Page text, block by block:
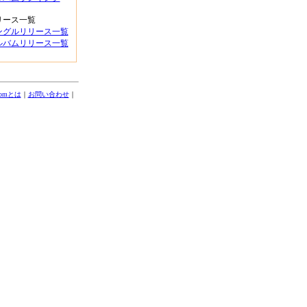
ス一覧
グルリリース一覧
バムリリース一覧
とは ｜ お問い合わせ｜